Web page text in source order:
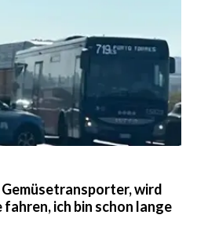
wird
ich bin schon lange